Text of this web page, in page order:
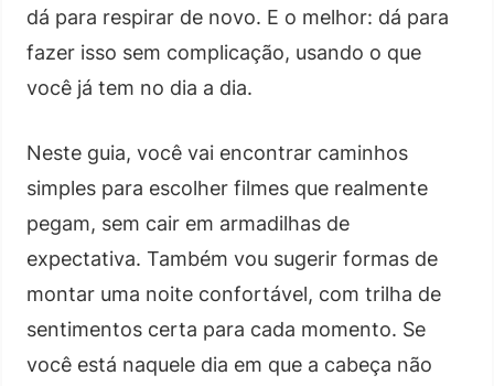
dá para respirar de novo. E o melhor: dá para
fazer isso sem complicação, usando o que
você já tem no dia a dia.
Neste guia, você vai encontrar caminhos
simples para escolher filmes que realmente
pegam, sem cair em armadilhas de
expectativa. Também vou sugerir formas de
montar uma noite confortável, com trilha de
sentimentos certa para cada momento. Se
você está naquele dia em que a cabeça não